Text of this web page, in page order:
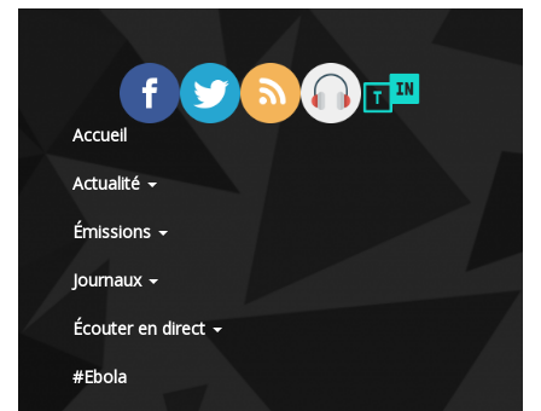
Accueil
Actualité
Émissions
Journaux
Écouter en direct
#Ebola